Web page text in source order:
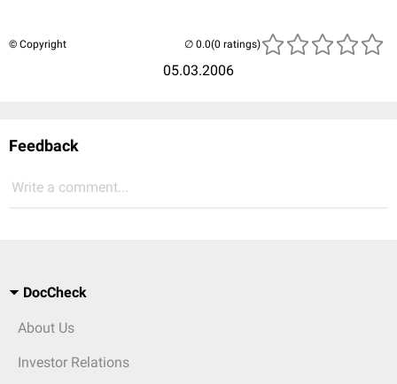
© Copyright
05.03.2006
(0 ratings)
Feedback
Write a comment...
DocCheck
About Us
Investor Relations